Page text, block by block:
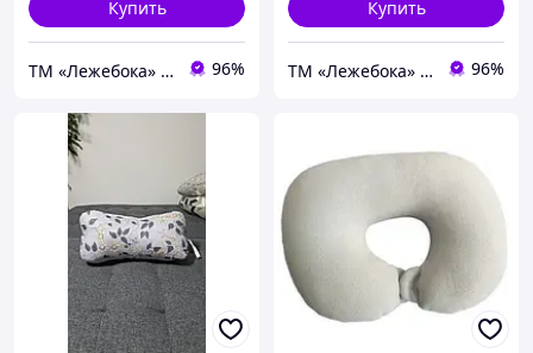
Купить
ТМ «Лежебока» - текстиль и спецтовары 96%
Купить
ТМ «Лежебока» - текстиль и спецтовары 96%